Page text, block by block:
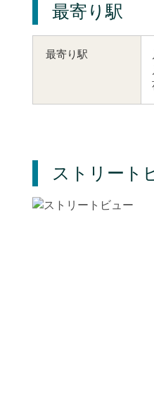
最寄り駅
最寄り駅
ストリート